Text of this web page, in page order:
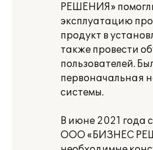
РЕШЕНИЯ»
эксплуатацию
продукт в
также провести
пользователей.
первоначальная
системы.
В июне 2021 года
ООО «БИЗНЕС